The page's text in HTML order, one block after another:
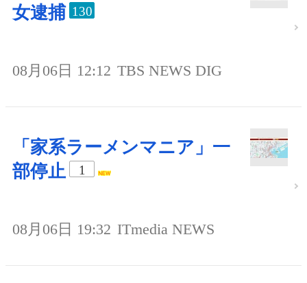
女逮捕 130
08月06日 12:12 TBS NEWS DIG
「家系ラーメンマニア」一
部停止
1
08月06日 19:32 ITmedia NEWS